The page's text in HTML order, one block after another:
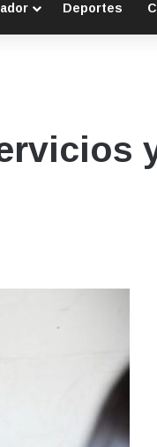
Deportes